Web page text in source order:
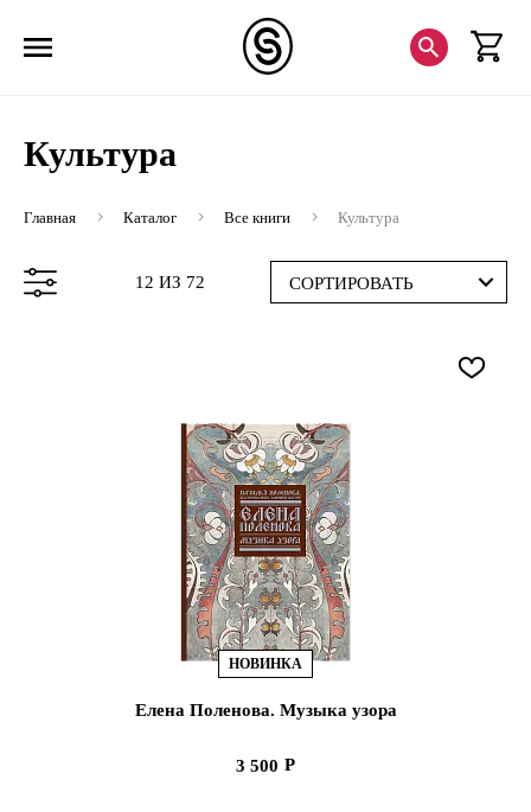
Культура
Главная Каталог Все книги Культура
12 ИЗ 72 СОРТИРОВАТЬ
НОВИНКА
Елена Поленова. Музыка узора
3 500